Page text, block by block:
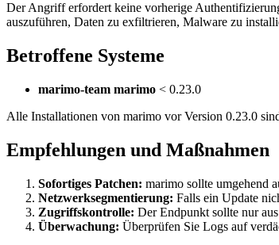
Der Angriff erfordert keine vorherige
auszuführen, Daten zu exfiltrieren, Malware zu
Betroffene Systeme
marimo-team marimo < 0.23.0
Alle Installationen von marimo vor Version 0.23.0
Empfehlungen und Maßnahmen
Sofortiges Patchen: marimo sollte umgehend
Netzwerksegmentierung: Falls ein Update
Zugriffskontrolle: Der Endpunkt sollte nur
Überwachung: Überprüfen Sie Logs auf